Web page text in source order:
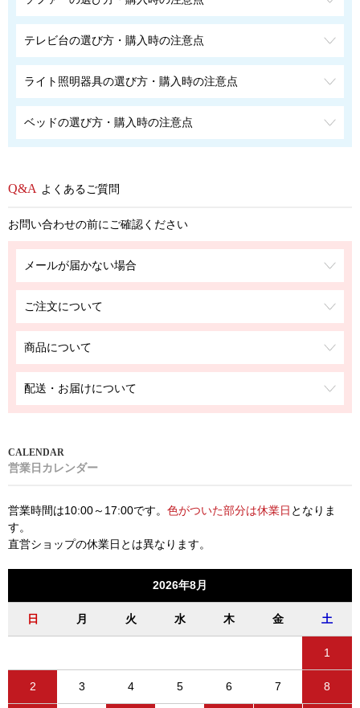
テレビ台の選び方・購入時の注意点
ライト照明器具の選び方・購入時の注意点
ベッドの選び方・購入時の注意点
よくあるご質問
お問い合わせの前にご確認ください
メールが届かない場合
ご注文について
商品について
配送・お届けについて
営業日カレンダー
営業時間は10:00～17:00です。 色がついた部分は休業日 となりま
す。
直営ショップの休業日とは異なります。
2026年8月
日 月 火 水 木 金 土
1
2 3 4 5 6 7 8